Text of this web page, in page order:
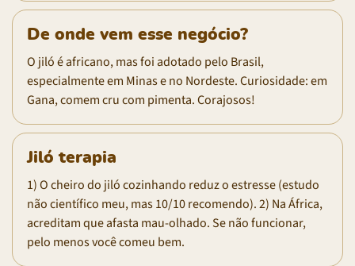
De onde vem esse negócio?
O jiló é africano, mas foi adotado pelo Brasil,
especialmente em Minas e no Nordeste. Curiosidade: em
Gana, comem cru com pimenta. Corajosos!
Jiló terapia
1) O cheiro do jiló cozinhando reduz o estresse (estudo
não científico meu, mas 10/10 recomendo). 2) Na África,
acreditam que afasta mau-olhado. Se não funcionar,
pelo menos você comeu bem.